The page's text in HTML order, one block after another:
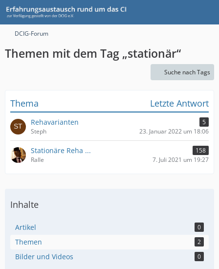
DCIG-Forum
Themen mit dem Tag „stationär“
Suche nach Tags
Thema Letzte Antwort
Rehavarianten
5
Steph
23. Januar 2022 um 18:06
Stationäre Reha ...
158
Ralle
7. Juli 2021 um 19:27
Inhalte
Artikel 0
Themen 2
Bilder und Videos 0